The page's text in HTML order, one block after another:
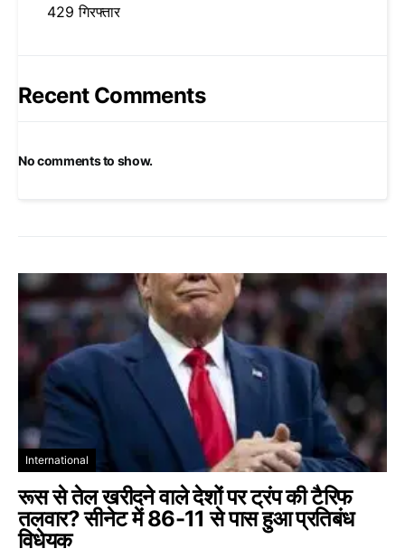
429 गिरफ्तार
Recent Comments
No comments to show.
International
रूस से तेल खरीदने वाले देशों पर ट्रंप की टैरिफ
तलवार? सीनेट में 86-11 से पास हुआ प्रतिबंध
विधेयक